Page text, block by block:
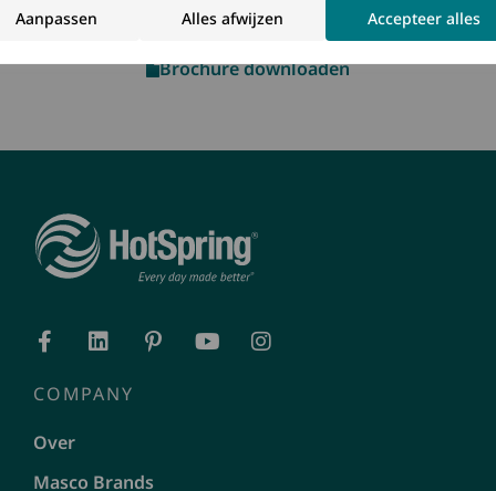
Aanpassen Alles afwijzen Accepteer alles
Een verdeler zoeken
Brochure downloaden
COMPANY
Over
Masco Brands